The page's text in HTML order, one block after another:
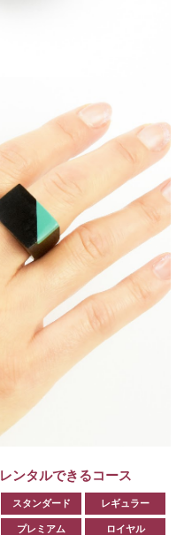
レンタルできるコース
スタンダード レギュラー
プレミアム ロイヤル